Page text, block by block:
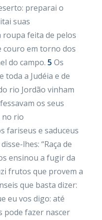
preparai o
suas
roupa feita de pelos
couro em torno dos
do campo. 5 Os
toda a Judéia e de
rio Jordão vinham
os seus
no rio
fariseus e saduceus
lhes: “Raça de
ensinou a fugir da
frutos que provem a
que basta dizer:
eu vos digo: até
pode fazer nascer